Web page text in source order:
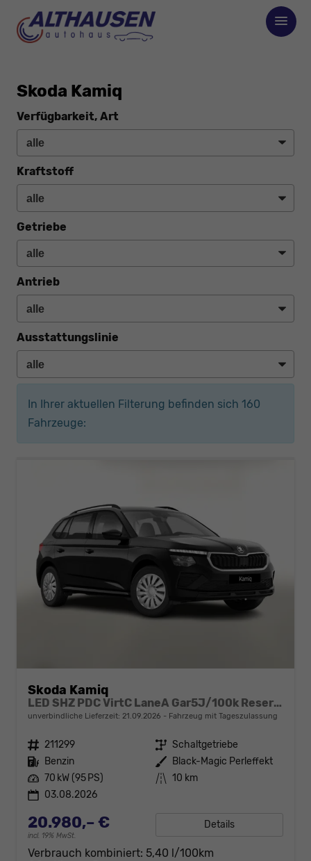
Skoda Kamiq
Verfügbarkeit, Art
Kraftstoff
Getriebe
Antrieb
Ausstattungslinie
In Ihrer aktuellen Filterung befinden sich 160
Fahrzeuge:
Skoda Kamiq
LED SHZ PDC VirtC LaneA Gar5J/100k Reserve
unverbindliche Lieferzeit: 21.09.2026 Fahrzeug mit Tageszulassung
Fahrzeugnr. 211299 Getriebe Schaltgetriebe
Kraftstoff Benzin Außenfarbe Black-Magic Perleffekt
Leistung 70 kW (95 PS) Kilometerstand 10 km
03.08.2026
20.980,– €
incl. 19% MwSt.
Details
Verbrauch kombiniert: 5,40 l/100km